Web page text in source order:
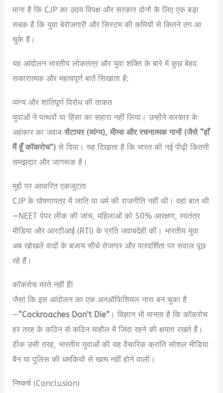
माना है कि CJP का उदय विपक्ष और सरकार दोनों के लिए एक बड़ा
सबक है कि युवा बेरोजगारी और सिस्टम की कमियों से कितने तंग आ
चुके हैं।
यह आंदोलन भारतीय लोकतंत्र और युवा शक्ति के बारे में कुछ बेहद
सकारात्मक और महत्वपूर्ण बातें सिखाता है:
व्यंग्य और शांतिपूर्ण विरोध की ताकत
युवाओं ने पत्थरों या हिंसा का सहारा नहीं लिया। उन्होंने सरकार के
अहंकार का जवाबसैटायर (व्यंग्य), मीम्स और रचनात्मक गानों (जैसे “हाँ
मैं हूँ कॉकरोच”) से दिया। यह दिखाता है कि भारत की नई पीढ़ी कितनी
समझदार और जागरूक है।
मुद्दों पर आधारित एकजुटता
CJP के घोषणापत्र में जाति या धर्म की राजनीति नहीं थी। वहां बात थी
—NEET पेपर लीक की जांच, महिलाओं को 50% आरक्षण, स्वतंत्र
मीडिया और आरटीआई (RTI) के प्रति जवाबदेही की। भारतीय युवा
अब खोखले वादों के बजाय सीधे रोजगार और पारदर्शिता पर सवाल पूछ
रहे हैं।
कॉकरोच मरते नहीं हैं!
जैसा कि इस आंदोलन का एक अनऑफिशियल नारा बन चुका है
—“Cockroaches Don’t Die” । विज्ञान भी मानता है कि कॉकरोच
हर तरह के कठिन से कठिन माहौल में जिंदा रहने की क्षमता रखते हैं।
ठीक उसी तरह, भारतीय युवाओं की यह वैचारिक क्रांति सोशल मीडिया
बैन या पुलिस की धमकियों से खत्म नहीं होने वाली।
निष्कर्ष (Conclusion)